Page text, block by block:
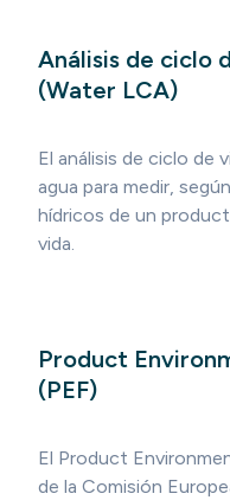
Análisis de ciclo
(Water LCA)
El análisis de ciclo de
agua para medir,
hídricos de un
vida.
Product
(PEF)
El Product
de la Comisión